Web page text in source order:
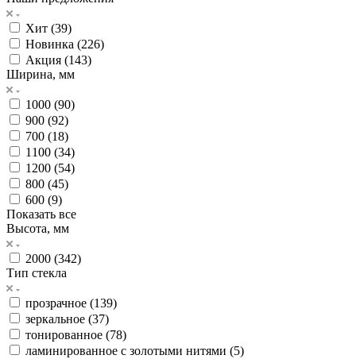
Хит (39)
Новинка (226)
Акция (143)
Ширина, мм
1000 (90)
900 (92)
700 (18)
1100 (34)
1200 (54)
800 (45)
600 (9)
Показать все
Высота, мм
2000 (342)
Тип стекла
прозрачное (139)
зеркальное (37)
тонированное (78)
ламинированное с золотыми нитями (5)